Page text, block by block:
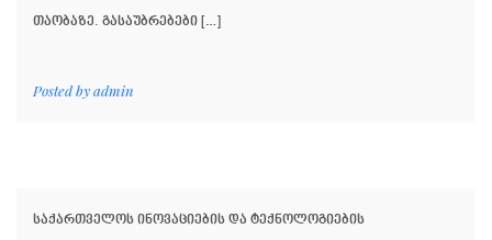
თაობაზე. გასაუბრებები […]
Posted byadmin
საქართველოს ინოვაციების და ტექნოლოგიების